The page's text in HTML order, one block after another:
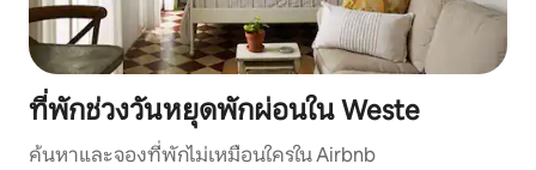
ที่พักช่วงวันหยุดพักผ่อนใน Weste
ค้นหาและจองที่พักไม่เหมือนใครใน Airbnb